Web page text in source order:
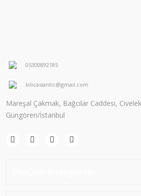
05300892185
kilicaslantic@gmail.com
Mareşal Çakmak, Bağcılar Caddesi,
Güngören/İstanbul